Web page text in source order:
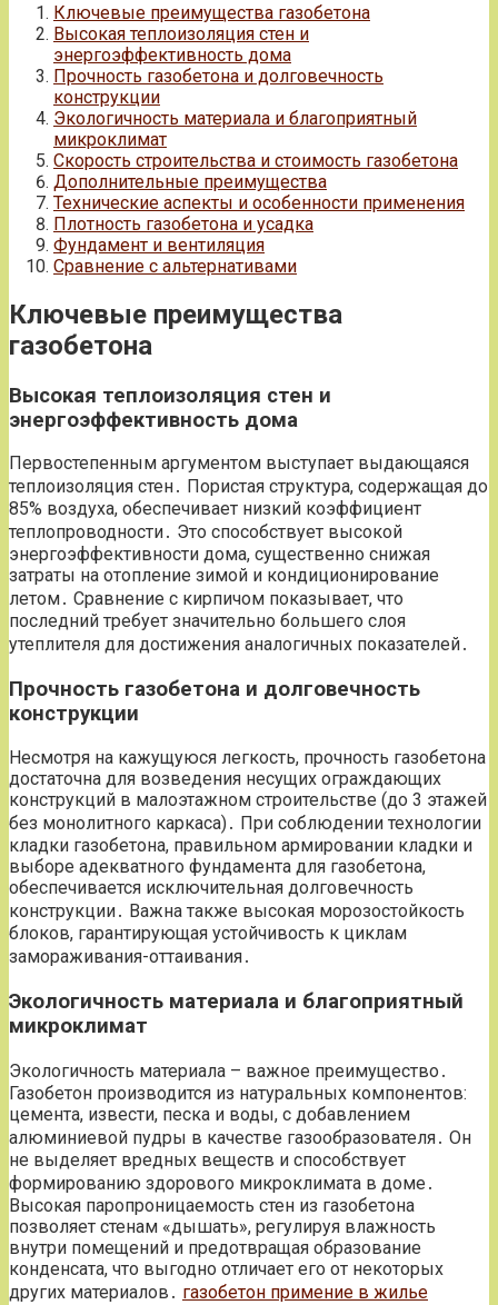
Ключевые преимущества газобетона
Высокая теплоизоляция стен и
энергоэффективность дома
Прочность газобетона и долговечность
конструкции
Экологичность материала и благоприятный
микроклимат
Скорость строительства и стоимость газобетона
Дополнительные преимущества
Технические аспекты и особенности применения
Плотность газобетона и усадка
Фундамент и вентиляция
Сравнение с альтернативами
Ключевые преимущества
газобетона
Высокая теплоизоляция стен и
энергоэффективность дома
Первостепенным аргументом выступает выдающаяся
теплоизоляция стен․ Пористая структура, содержащая до
85% воздуха, обеспечивает низкий коэффициент
теплопроводности․ Это способствует высокой
энергоэффективности дома, существенно снижая
затраты на отопление зимой и кондиционирование
летом․ Сравнение с кирпичом показывает, что
последний требует значительно большего слоя
утеплителя для достижения аналогичных показателей․
Прочность газобетона и долговечность
конструкции
Несмотря на кажущуюся легкость, прочность газобетона
достаточна для возведения несущих ограждающих
конструкций в малоэтажном строительстве (до 3 этажей
без монолитного каркаса)․ При соблюдении технологии
кладки газобетона, правильном армировании кладки и
выборе адекватного фундамента для газобетона,
обеспечивается исключительная долговечность
конструкции․ Важна также высокая морозостойкость
блоков, гарантирующая устойчивость к циклам
замораживания-оттаивания․
Экологичность материала и благоприятный
микроклимат
Экологичность материала – важное преимущество․
Газобетон производится из натуральных компонентов:
цемента, извести, песка и воды, с добавлением
алюминиевой пудры в качестве газообразователя․ Он
не выделяет вредных веществ и способствует
формированию здорового микроклимата в доме․
Высокая паропроницаемость стен из газобетона
позволяет стенам «дышать», регулируя влажность
внутри помещений и предотвращая образование
конденсата, что выгодно отличает его от некоторых
других материалов․ газобетон примение в жилье